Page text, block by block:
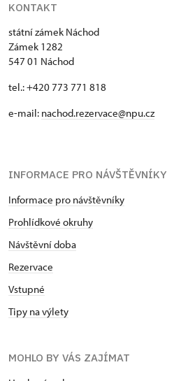
KONTAKT
státní zámek Náchod
Zámek 1282
547 01 Náchod
tel.: +420 773 771 818
e-mail: nachod.rezervace@npu.cz
INFORMACE PRO NÁVŠTĚVNÍKY
Informace pro návštěvníky
Prohlídkové okruhy
Návštěvní doba
Rezervace
Vstupné
Tipy na výlety
MOHLO BY VÁS ZAJÍMAT